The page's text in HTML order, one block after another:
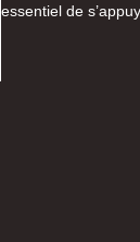
essentiel de